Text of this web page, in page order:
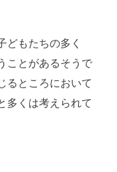
どもたちの多く
ことがあるそうで
るところにおいて
多くは考えられて